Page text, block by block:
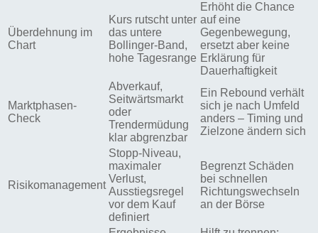
Überdehnung im
Chart
Kurs rutscht unter
das untere
Bollinger-Band,
hohe Tagesrange
Erhöht die Chance
auf eine
Gegenbewegung,
ersetzt aber keine
Erklärung für
Dauerhaftigkeit
Marktphasen-
Check
Abverkauf,
Seitwärtsmarkt
oder
Trendermüdung
klar abgrenzbar
Ein Rebound verhält
sich je nach Umfeld
anders – Timing und
Zielzone ändern sich
Risikomanagement
Stopp-Niveau,
maximaler
Verlust,
Ausstiegsregel
vor dem Kauf
definiert
Begrenzt Schäden
bei schnellen
Richtungswechseln
an der Börse